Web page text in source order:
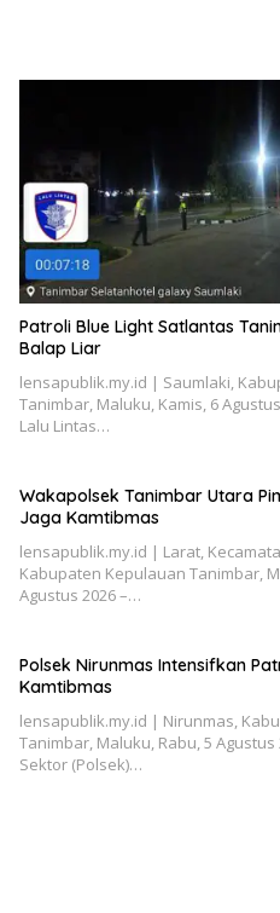
Patroli Blue Light Satlantas
Balap Liar
lensapublik.my.id | Saumlaki,
Tanimbar, Maluku, Kamis, 6
Lalu Lintas…
Wakapolsek Tanimbar Utara
Jaga Kamtibmas
lensapublik.my.id | Larat,
Kabupaten Kepulauan Tanimbar,
Agustus 2026 –…
Polsek Nirunmas Intensifkan
Kamtibmas
lensapublik.my.id | Nirunmas,
Tanimbar, Maluku, Rabu, 5 Agustus
Sektor (Polsek)…